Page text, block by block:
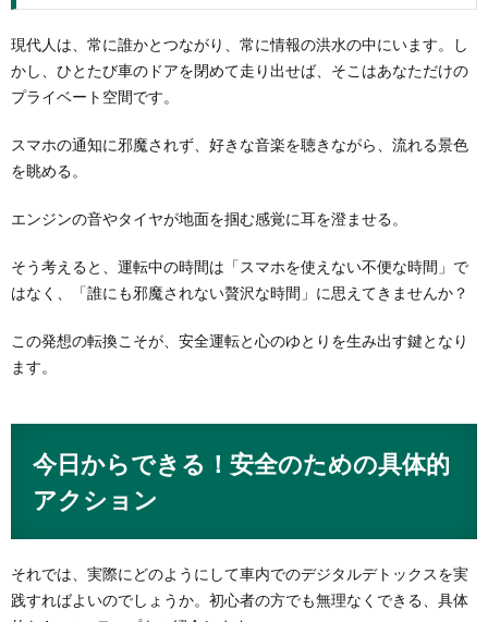
現代人は、常に誰かとつながり、常に情報の洪水の中にいます。し
かし、ひとたび車のドアを閉めて走り出せば、そこはあなただけの
プライベート空間です。
スマホの通知に邪魔されず、好きな音楽を聴きながら、流れる景色
を眺める。
エンジンの音やタイヤが地面を掴む感覚に耳を澄ませる。
そう考えると、運転中の時間は「スマホを使えない不便な時間」で
はなく、「誰にも邪魔されない贅沢な時間」に思えてきませんか？
この発想の転換こそが、安全運転と心のゆとりを生み出す鍵となり
ます。
今日からできる！安全のための具体的
アクション
それでは、実際にどのようにして車内でのデジタルデトックスを実
践すればよいのでしょうか。初心者の方でも無理なくできる、具体